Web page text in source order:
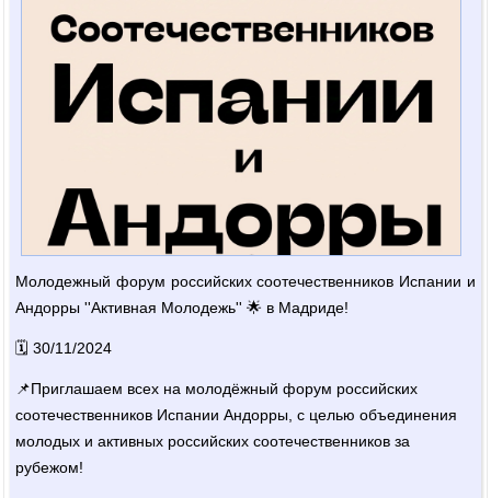
Молодежный форум российских соотечественников Испании и
Андорры ''Активная Молодежь'' 🌟 в Мадриде!
🗓️ 30/11/2024
📌Приглашаем всех на молодёжный форум российских
соотечественников Испании Андорры, с целью объединения
молодых и активных российских соотечественников за
рубежом!